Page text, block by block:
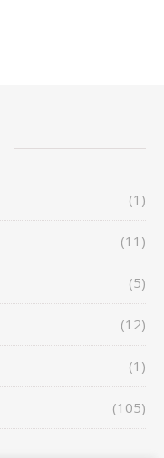
(1)
(11)
(5)
(12)
(1)
(105)